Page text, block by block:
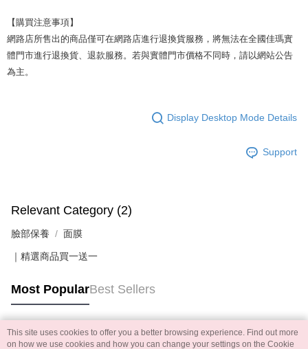
【購買注意事項】
網路店所售出的商品僅可在網路店進行退換貨服務，將無法在全國佳瑪實
體門市進行退換貨、退款服務。若與實體門市價格不同時，請以網站公告
為主。
Display Desktop Mode Details
Support
Relevant Category (2)
臉部保養 面膜
｜精選商品買一送一
Most PopularBest Sellers
Popular Tags
This site uses cookies to offer you a better browsing experience. Find out more
on how we use cookies and how you can change your settings on the Cookie